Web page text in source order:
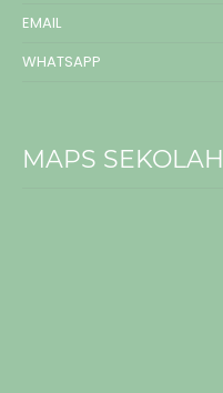
EMAIL
WHATSAPP
MAPS SEKOLAH